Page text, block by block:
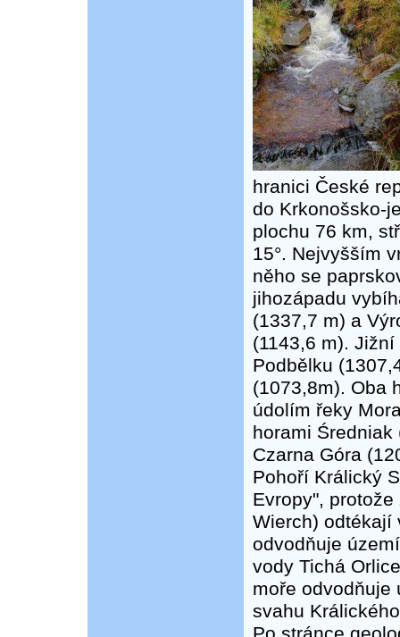
hranici České
do Krkonošsko-
plochu 76 km,
15°. Nejvyšším
něho se
jihozápadu
(1337,7 m) a
(1143,6 m).
Podbělku
(1073,8m). Oba
údolím řeky
horami Średniak
Czarna Góra
Pohoří Králický
Evropy",
Wierch) odtékají
odvodňuje
vody Tichá
moře odvodňuje
svahu